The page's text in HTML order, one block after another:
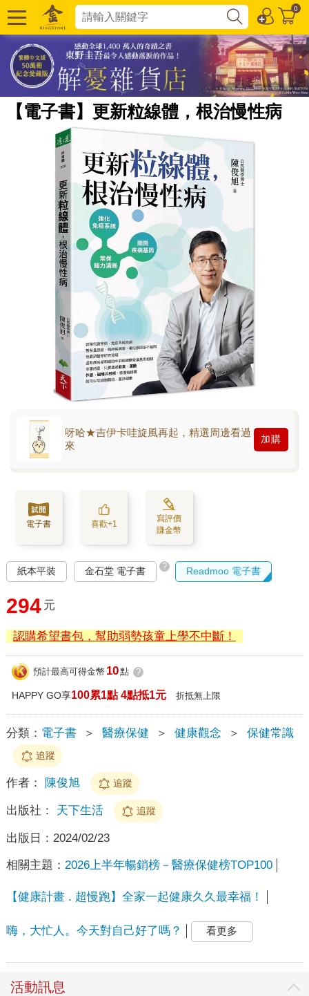
0
【電子書】更新粒線體，根治慢性病
呀哈★吉伊卡哇旋風再起，精選周邊看過
來
加購
電子書 喜歡+1
寫評價
賺金幣
紙本平裝 金石堂 電子書 ? Readmoo 電子書
294 元
認購希望書包，幫助弱勢孩童上學不中斷！
預計最高可得金幣 10點 ?
HAPPY GO享100累1點 4點抵1元 折抵無上限
分類： 電子書 ＞ 醫療保健 ＞ 健康觀念 ＞ 保健常識
追蹤
作者： 陳俊旭 追蹤
出版社： 天下生活 追蹤
出版日： 2024/02/23
相關主題： 2026上半年暢銷榜－醫療保健榜TOP100
【健康計畫 . 超慢跑】全家一起健康久久最幸福！
嗨，大忙人。今天對自己好了嗎？ 看更多
活動訊息